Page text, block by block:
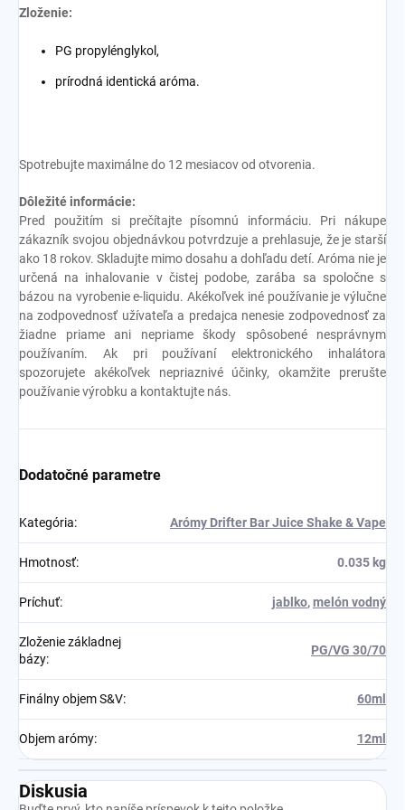
Zloženie:
PG propylénglykol,
prírodná identická aróma.
Spotrebujte maximálne do 12 mesiacov od otvorenia.
Dôležité informácie:
Pred použitím si prečítajte písomnú informáciu. Pri nákupe
zákazník svojou objednávkou potvrdzuje a prehlasuje, že je starší
ako 18 rokov. Skladujte mimo dosahu a dohľadu detí. Aróma nie je
určená na inhalovanie v čistej podobe, zarába sa spoločne s
bázou na vyrobenie e-liquidu. Akékoľvek iné používanie je výlučne
na zodpovednosť užívateľa a predajca nenesie zodpovednosť za
žiadne priame ani nepriame škody spôsobené nesprávnym
používaním. Ak pri používaní elektronického inhalátora
spozorujete akékoľvek nepriaznivé účinky, okamžite prerušte
používanie výrobku a kontaktujte nás.
Dodatočné parametre
Kategória: Arómy Drifter Bar Juice Shake & Vape
Hmotnosť: 0.035 kg
Príchuť: jablko,melón vodný
Zloženie základnej
bázy:
PG/VG 30/70
Finálny objem S&V: 60ml
Objem arómy: 12ml
Diskusia